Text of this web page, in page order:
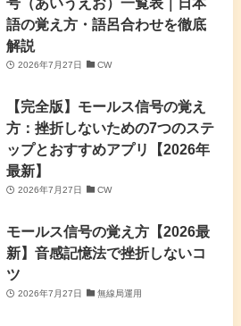
語の覚え方・語呂合わせを徹底
解説
2026年7月27日 CW
【完全版】モールス信号の覚え
方：挫折しないための7つのステ
ップとおすすめアプリ【2026年
最新】
2026年7月27日 CW
モールス信号の覚え方【2026最
新】音感記憶法で挫折しないコ
ツ
2026年7月27日 無線局運用